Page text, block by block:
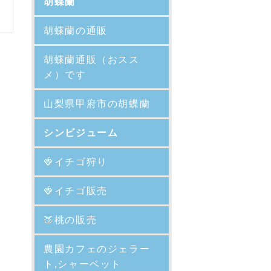
胡蝶蘭の通販
胡蝶蘭通販（おスス
メ）です
山梨県甲府市の胡蝶蘭
シンビジューム
🍓イチゴ狩り
🍓イチゴ販売
🍑 桃の販売
農園カフェのジェラー
ト,シャーベット